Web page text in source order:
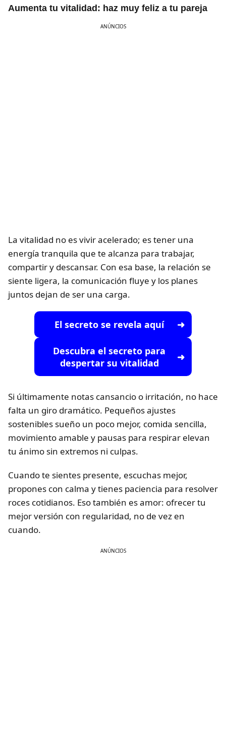
Aumenta tu vitalidad: haz muy feliz a tu pareja
ANÚNCIOS
La vitalidad no es vivir acelerado; es tener una
energía tranquila que te alcanza para trabajar,
compartir y descansar. Con esa base, la relación se
siente ligera, la comunicación fluye y los planes
juntos dejan de ser una carga.
El secreto se revela aquí
Descubra el secreto para
despertar su vitalidad
Si últimamente notas cansancio o irritación, no hace
falta un giro dramático. Pequeños ajustes
sostenibles sueño un poco mejor, comida sencilla,
movimiento amable y pausas para respirar elevan
tu ánimo sin extremos ni culpas.
Cuando te sientes presente, escuchas mejor,
propones con calma y tienes paciencia para resolver
roces cotidianos. Eso también es amor: ofrecer tu
mejor versión con regularidad, no de vez en
cuando.
ANÚNCIOS